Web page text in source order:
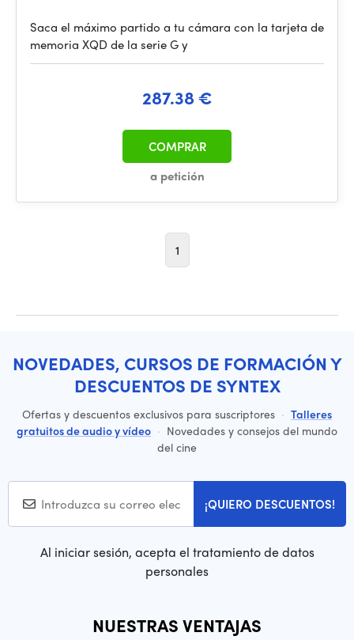
Saca el máximo partido a tu cámara con la tarjeta de
memoria XQD de la serie G y
287.38 €
a petición
COMPRAR
1
NOVEDADES, CURSOS DE FORMACIÓN Y
DESCUENTOS DE SYNTEX
Ofertas y descuentos exclusivos para suscriptores · Talleres
gratuitos de audio y vídeo · Novedades y consejos del mundo
del cine
¡QUIERO DESCUENTOS!
Al iniciar sesión, acepta el tratamiento de datos
personales
NUESTRAS VENTAJAS